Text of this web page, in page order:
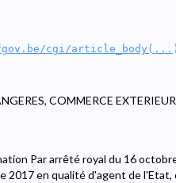
cgi/article_body(...)
COMMERCE
Par arrêté royal du 16
2017 en qualité d'agent de